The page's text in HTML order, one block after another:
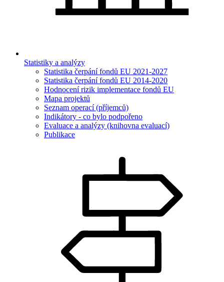
Statistiky a analýzy
Statistika čerpání fondů EU 2021-2027
Statistika čerpání fondů EU 2014-2020
Hodnocení rizik implementace fondů EU
Mapa projektů
Seznam operací (příjemců)
Indikátory - co bylo podpořeno
Evaluace a analýzy (knihovna evaluací)
Publikace